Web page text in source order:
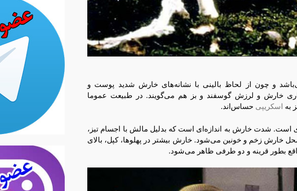
و چون از لحاظ بالینی با نشانه‌های خارش شدید پوست و
خارش و لرزش گوسفند و بز هم می‌گویند. در طبیعت عموما
به
اسکریپی حساس‌اند.
است. شدت خارش به اندازه‌ای است که بدلیل مالش با اجسام تیز،
خارش زخم و خونین می‌شود. خارش بیشتر در پهلوها، کپل، بالای
بطور قرینه و دو طرفی ظاهر می‌شود.